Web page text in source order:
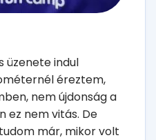
üzenete indul
éreztem,
nem újdonság a
ez nem vitás. De
már, mikor volt